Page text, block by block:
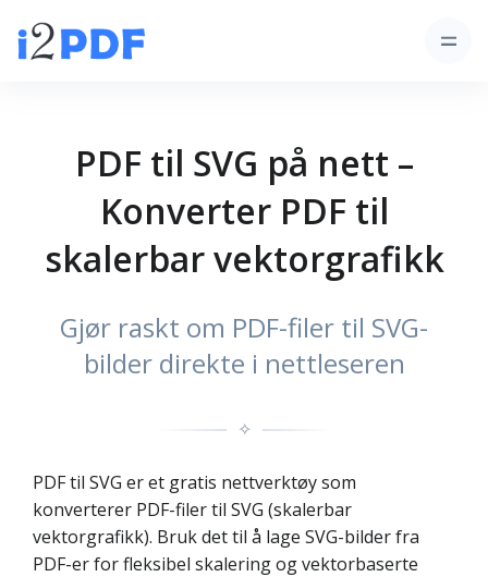
PDF til SVG på nett –
Konverter PDF til
skalerbar vektorgrafikk
Gjør raskt om PDF-filer til SVG-
bilder direkte i nettleseren
✧
PDF til SVG er et gratis nettverktøy som
konverterer PDF-filer til SVG (skalerbar
vektorgrafikk). Bruk det til å lage SVG-bilder fra
PDF-er for fleksibel skalering og vektorbaserte